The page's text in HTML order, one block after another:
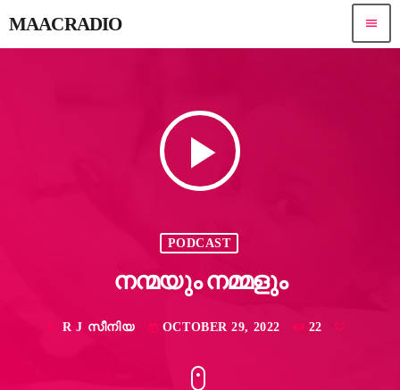
MAACRADIO menu
play_arrow
PODCAST
നന്മയും നമ്മളും
mic R J സീനിയ today OCTOBER 29, 2022 22